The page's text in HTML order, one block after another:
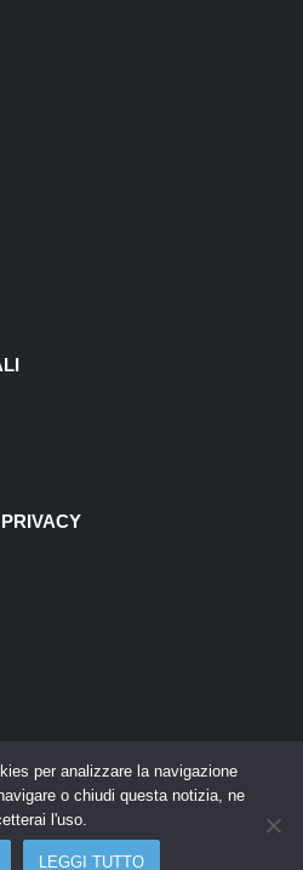
All Rights Reserved
per analizzare la navigazione
o chiudi questa notizia, ne
l'uso.
LEGGI TUTTO